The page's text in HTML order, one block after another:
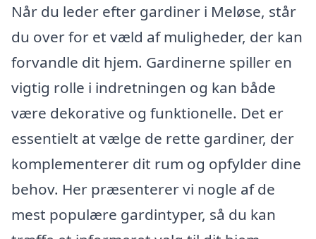
Når du leder efter gardiner i Meløse, står
du over for et væld af muligheder, der kan
forvandle dit hjem. Gardinerne spiller en
vigtig rolle i indretningen og kan både
være dekorative og funktionelle. Det er
essentielt at vælge de rette gardiner, der
komplementerer dit rum og opfylder dine
behov. Her præsenterer vi nogle af de
mest populære gardintyper, så du kan